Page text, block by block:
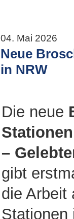
04. Mai 2026
Neue
in NRW
Die neue
–
gibt
die Arbeit
Stationen